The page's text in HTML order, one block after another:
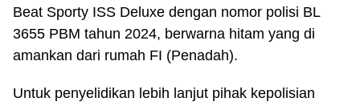
Beat Sporty ISS Deluxe dengan nomor polisi BL
3655 PBM tahun 2024, berwarna hitam yang di
amankan dari rumah FI (Penadah).
Untuk penyelidikan lebih lanjut pihak kepolisian